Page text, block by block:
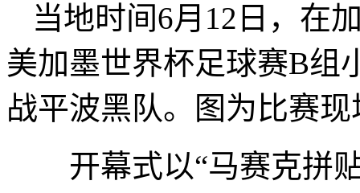
当地时间6月12日，在
美加墨世界杯足球赛B组
战平波黑队。图为比赛现
开幕式以“马赛克拼贴